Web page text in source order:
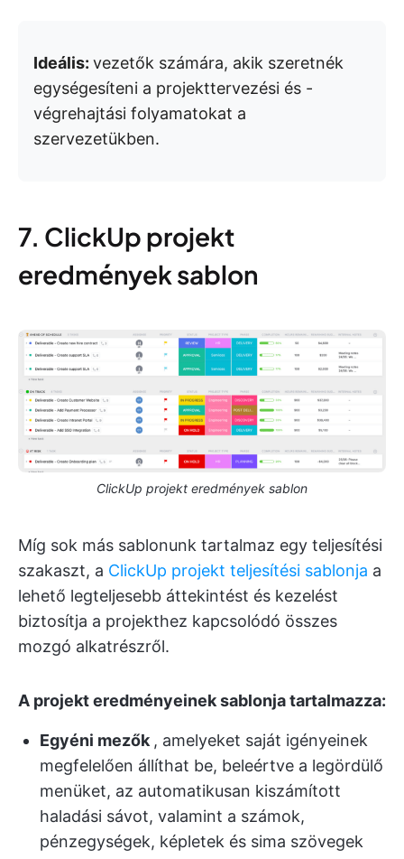
Ideális: vezetők számára, akik szeretnék
egységesíteni a projekttervezési és -
végrehajtási folyamatokat a
szervezetükben.
7. ClickUp projekt
eredmények sablon
ClickUp projekt eredmények sablon
Míg sok más sablonunk tartalmaz egy teljesítési
szakaszt, a ClickUp projekt teljesítési sablonja a
lehető legteljesebb áttekintést és kezelést
biztosítja a projekthez kapcsolódó összes
mozgó alkatrészről.
A projekt eredményeinek sablonja tartalmazza:
Egyéni mezők, amelyeket saját igényeinek
megfelelően állíthat be, beleértve a legördülő
menüket, az automatikusan kiszámított
haladási sávot, valamint a számok,
pénzegységek, képletek és sima szövegek